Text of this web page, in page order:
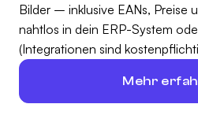
Bilder – inklusive EANs, Preise
nahtlos in dein ERP-System
(Integrationen sind
Mehr